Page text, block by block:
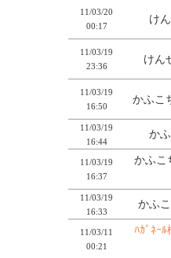
11/03/20
00:17
け
11/03/19
23:36
けん
11/03/19
16:50
かふこ
11/03/19
16:44
か
11/03/19
16:37
かふこ
11/03/19
16:33
かふ
11/03/11
00:21
ﾊｶﾞﾈｰ